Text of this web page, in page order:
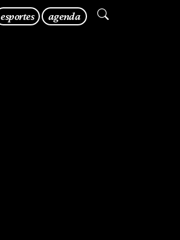
esportes agenda